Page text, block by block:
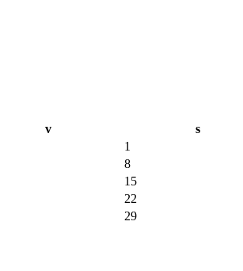
v s
1
8
15
22
29